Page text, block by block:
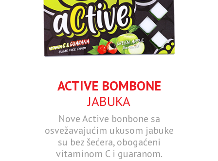
ACTIVE BOMBONE
JABUKA
Nove Active bonbone sa
osvežavajućim ukusom jabuke
su bez šećera, obogaćeni
vitaminom C i guaranom.